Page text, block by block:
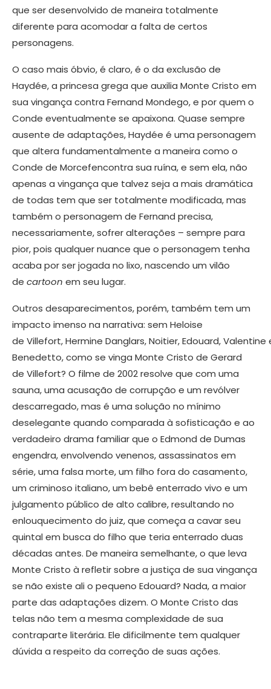
que ser desenvolvido de maneira totalmente
diferente para acomodar a falta de certos
personagens.
O caso mais óbvio, é claro, é o da exclusão de
Haydée, a princesa grega que auxilia Monte Cristo em
sua vingança contra Fernand Mondego, e por quem o
Conde eventualmente se apaixona. Quase sempre
ausente de adaptações, Haydée é uma personagem
que altera fundamentalmente a maneira como o
Conde de Morcefencontra sua ruína, e sem ela, não
apenas a vingança que talvez seja a mais dramática
de todas tem que ser totalmente modificada, mas
também o personagem de Fernand precisa,
necessariamente, sofrer alterações – sempre para
pior, pois qualquer nuance que o personagem tenha
acaba por ser jogada no lixo, nascendo um vilão
de cartoon em seu lugar.
Outros desaparecimentos, porém, também tem um
impacto imenso na narrativa: sem Heloise
de Villefort, Hermine Danglars, Noitier, Edouard, Valentine
Benedetto, como se vinga Monte Cristo de Gerard
de Villefort? O filme de 2002 resolve que com uma
sauna, uma acusação de corrupção e um revólver
descarregado, mas é uma solução no mínimo
deselegante quando comparada à sofisticação e ao
verdadeiro drama familiar que o Edmond de Dumas
engendra, envolvendo venenos, assassinatos em
série, uma falsa morte, um filho fora do casamento,
um criminoso italiano, um bebê enterrado vivo e um
julgamento público de alto calibre, resultando no
enlouquecimento do juiz, que começa a cavar seu
quintal em busca do filho que teria enterrado duas
décadas antes. De maneira semelhante, o que leva
Monte Cristo à refletir sobre a justiça de sua vingança
se não existe ali o pequeno Edouard? Nada, a maior
parte das adaptações dizem. O Monte Cristo das
telas não tem a mesma complexidade de sua
contraparte literária. Ele dificilmente tem qualquer
dúvida a respeito da correção de suas ações.